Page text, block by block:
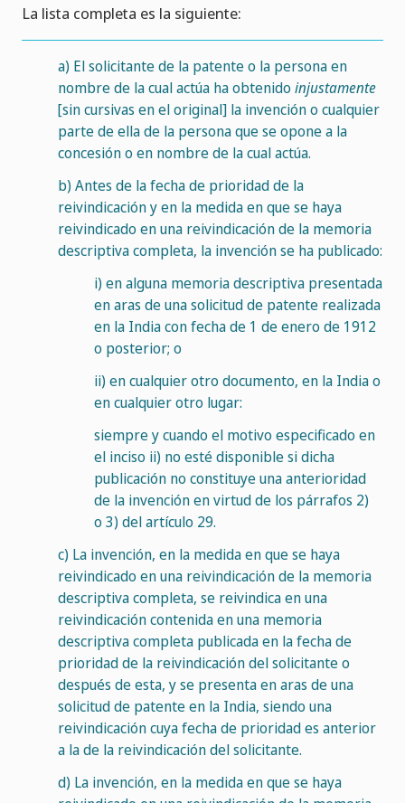
La lista completa es la siguiente:
a) El solicitante de la patente o la persona en
nombre de la cual actúa ha obtenidoinjustamente
[sin cursivas en el original] la invención o cualquier
parte de ella de la persona que se opone a la
concesión o en nombre de la cual actúa.
b) Antes de la fecha de prioridad de la
reivindicación y en la medida en que se haya
reivindicado en una reivindicación de la memoria
descriptiva completa, la invención se ha publicado:
i) en alguna memoria descriptiva presentada
en aras de una solicitud de patente realizada
en la India con fecha de 1 de enero de 1912
o posterior; o
ii) en cualquier otro documento, en la India o
en cualquier otro lugar:
siempre y cuando el motivo especificado en
el inciso ii) no esté disponible si dicha
publicación no constituye una anterioridad
de la invención en virtud de los párrafos 2)
o 3) del artículo 29.
c) La invención, en la medida en que se haya
reivindicado en una reivindicación de la memoria
descriptiva completa, se reivindica en una
reivindicación contenida en una memoria
descriptiva completa publicada en la fecha de
prioridad de la reivindicación del solicitante o
después de esta, y se presenta en aras de una
solicitud de patente en la India, siendo una
reivindicación cuya fecha de prioridad es anterior
a la de la reivindicación del solicitante.
d) La invención, en la medida en que se haya